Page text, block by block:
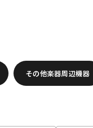
その他楽器周辺機器